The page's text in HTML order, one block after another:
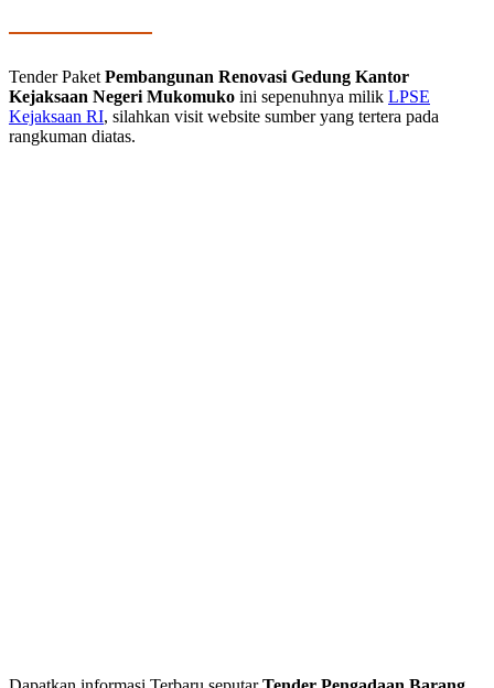
Tender Paket Pembangunan Renovasi Gedung Kantor
Kejaksaan Negeri Mukomuko ini sepenuhnya milik LPSE
Kejaksaan RI, silahkan visit website sumber yang tertera pada
rangkuman diatas.